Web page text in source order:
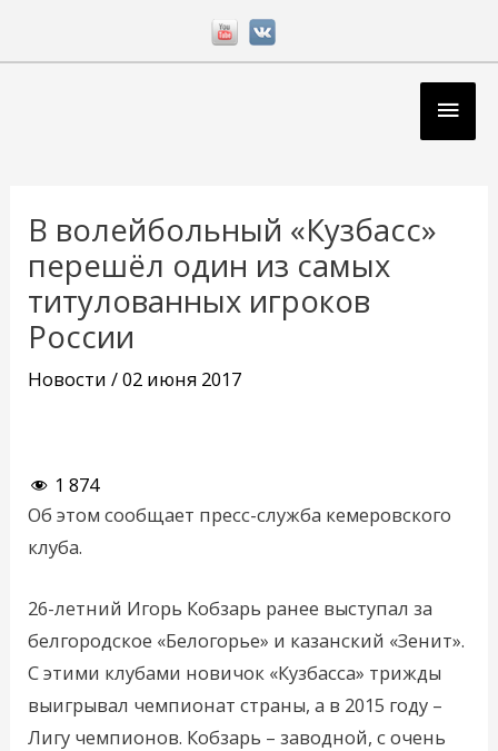
В волейбольный «Кузбасс»
перешёл один из самых
титулованных игроков
России
Новости /02 июня 2017
1 874
Об этом сообщает пресс-служба кемеровского
клуба.
26-летний Игорь Кобзарь ранее выступал за
белгородское «Белогорье» и казанский «Зенит».
С этими клубами новичок «Кузбасса» трижды
выигрывал чемпионат страны, а в 2015 году –
Лигу чемпионов. Кобзарь – заводной, с очень
записям